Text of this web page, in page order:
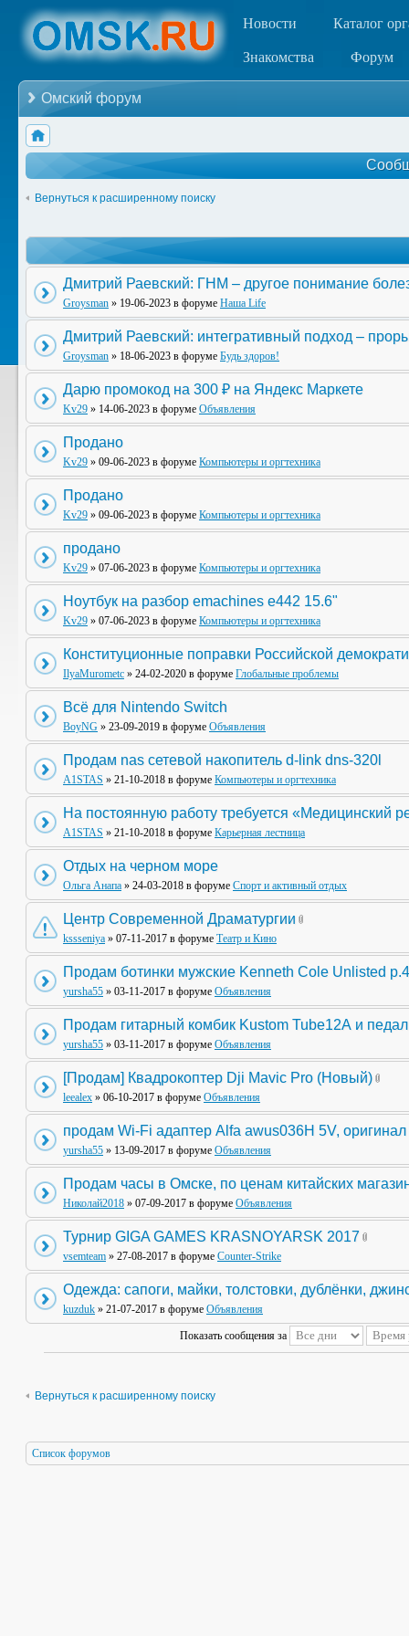
Новости Каталог
Знакомства Форум
Омский форум
Вернуться к расширенному поиску
Дмитрий Раевский: ГНМ – другое понимание
Groysman » 19-06-2023 в форуме Наша Life
Дмитрий Раевский: интегративный подход –
Groysman » 18-06-2023 в форуме Будь здоров!
Дарю промокод на 300 ₽ на Яндекс Маркете
Kv29 » 14-06-2023 в форуме Объявления
Продано
Kv29 » 09-06-2023 в форуме Компьютеры и оргтехника
Продано
Kv29 » 09-06-2023 в форуме Компьютеры и оргтехника
продано
Kv29 » 07-06-2023 в форуме Компьютеры и оргтехника
Ноутбук на разбор emachines e442 15.6"
Kv29 » 07-06-2023 в форуме Компьютеры и оргтехника
Конституционные поправки Российской
IlyaMurometc » 24-02-2020 в форуме Глобальные проблемы
Всё для Nintendo Switch
BoyNG » 23-09-2019 в форуме Объявления
Продам nas сетевой накопитель d-link dns-320l
A1STAS » 21-10-2018 в форуме Компьютеры и оргтехника
На постоянную работу требуется «Медицинский
A1STAS » 21-10-2018 в форуме Карьерная лестница
Отдых на черном море
Ольга Анапа » 24-03-2018 в форуме Спорт и активный отдых
Центр Современной Драматургии
kssseniya » 07-11-2017 в форуме Театр и Кино
Продам ботинки мужские Kenneth Cole Unlisted
yursha55 » 03-11-2017 в форуме Объявления
Продам гитарный комбик Kustom Tube12А и
yursha55 » 03-11-2017 в форуме Объявления
[Продам] Квадрокоптер Dji Mavic Pro (Новый)
leealex » 06-10-2017 в форуме Объявления
продам Wi-Fi адаптер Alfa awus036H 5V, оригинал
yursha55 » 13-09-2017 в форуме Объявления
Продам часы в Омске, по ценам китайских
Николай2018 » 07-09-2017 в форуме Объявления
Турнир GIGA GAMES KRASNOYARSK 2017
vsemteam » 27-08-2017 в форуме Counter-Strike
Одежда: сапоги, майки, толстовки, дублёнки,
kuzduk » 21-07-2017 в форуме Объявления
Показать сообщения за
Вернуться к расширенному поиску
Список форумов